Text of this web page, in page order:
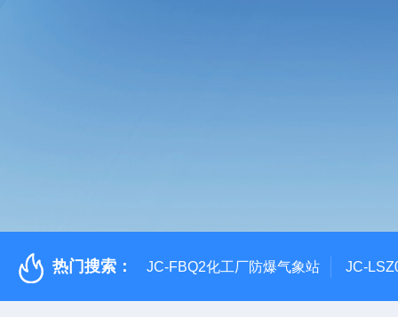
热门搜索： JC-FBQ2化工厂防爆气象站 JC-